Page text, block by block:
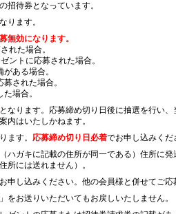
招待券となっています。
ります。
無効になります。
れた場合。
ントに応募された場合。
ある場合。
された場合。
場合。
となります。応募締め切り日後に抽選を行い
内はいたしかねます。
ます。 応募締め切り日必着でお申し込みくだ
ハガキに記載の住所が同一である）住所に
所には送れません）。
申し込みください。他の会員様と併せてご
をお送りいただいてもお戻しいたしません。